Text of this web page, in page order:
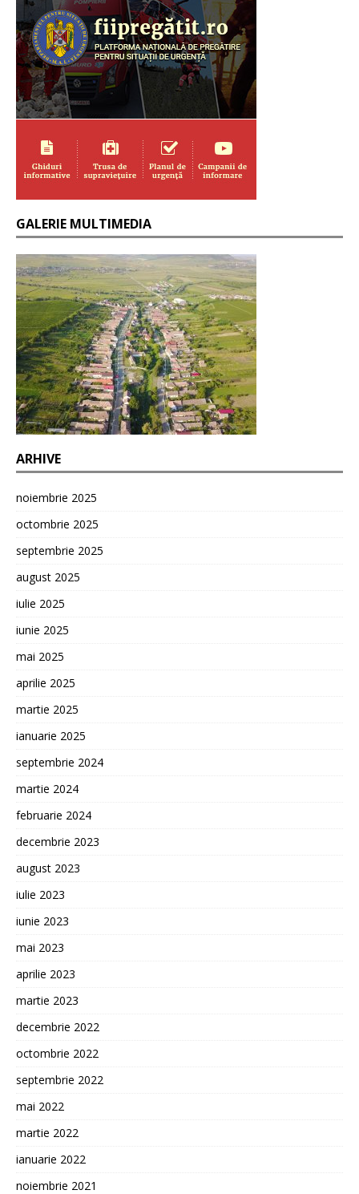
GALERIE MULTIMEDIA
ARHIVE
noiembrie 2025
octombrie 2025
septembrie 2025
august 2025
iulie 2025
iunie 2025
mai 2025
aprilie 2025
martie 2025
ianuarie 2025
septembrie 2024
martie 2024
februarie 2024
decembrie 2023
august 2023
iulie 2023
iunie 2023
mai 2023
aprilie 2023
martie 2023
decembrie 2022
octombrie 2022
septembrie 2022
mai 2022
martie 2022
ianuarie 2022
noiembrie 2021